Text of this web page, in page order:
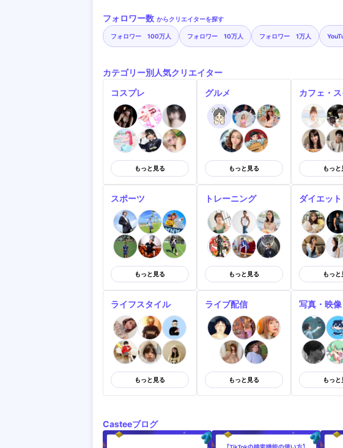
フォロワー数 からクリエイターを探す
フォロワー 100万人 フォロワー 10万人 フォロワー 1万人
カテゴリー別人気クリエイター
コスプレ
もっと見る
グルメ
もっと見る
カフェ・
もっと
スポーツ
もっと見る
トレーニング
もっと見る
ダイエット
もっと
ライフスタイル
もっと見る
ライブ配信
もっと見る
写真・映像
もっと
Casteeブログ